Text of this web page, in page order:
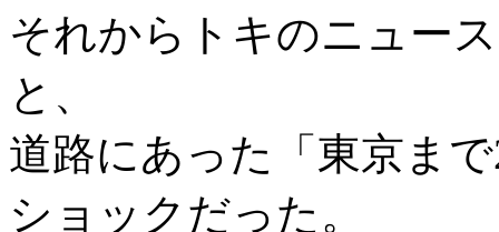
それからトキのニュー
と、
道路にあった「東京ま
ショックだった。